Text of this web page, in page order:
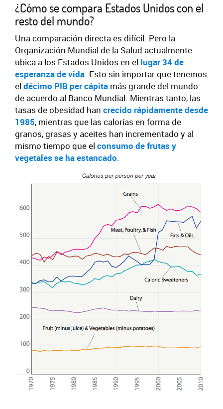
¿Cómo se compara Estados Unidos con el
resto del mundo?
Una comparación directa es difícil. Pero la
Organización Mundial de la Salud actualmente
ubica a los Estados Unidos en el lugar 34 de
esperanza de vida. Esto sin importar que tenemos
el décimo PIB per cápita más grande del mundo
de acuerdo al Banco Mundial. Mientras tanto, las
tasas de obesidad han crecido rápidamente desde
1985, mientras que las calorías en forma de
granos, grasas y aceites han incrementado y al
mismo tiempo que el consumo de frutas y
vegetales se ha estancado.